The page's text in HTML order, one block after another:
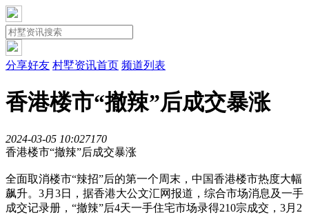
分享好友 村墅资讯首页 频道列表
香港楼市“撤辣”后成交暴涨
2024-03-05 10:027170
香港楼市“撤辣”后成交暴涨
全面取消楼市“辣招”后的第一个周末，中国香港楼市热度大幅
飙升。3月3日，据香港大公文汇网报道，综合市场消息及一手
成交记录册，“撤辣”后4天一手住宅市场录得210宗成交，3月2